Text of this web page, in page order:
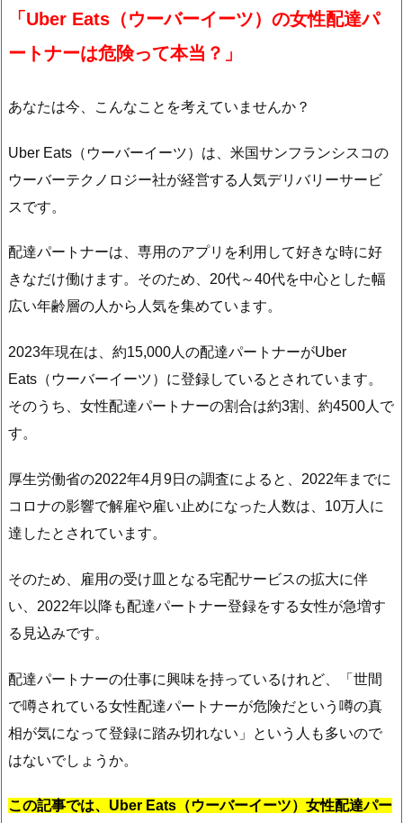
「Uber Eats（ウーバーイーツ）の女性配達パ
ートナーは危険って本当？」
あなたは今、こんなことを考えていませんか？
Uber Eats（ウーバーイーツ）は、米国サンフランシスコの
ウーバーテクノロジー社が経営する人気デリバリーサービ
スです。
配達パートナーは、専用のアプリを利用して好きな時に好
きなだけ働けます。そのため、20代～40代を中心とした幅
広い年齢層の人から人気を集めています。
2023年現在は、約15,000人の配達パートナーがUber
Eats（ウーバーイーツ）に登録しているとされています。
そのうち、女性配達パートナーの割合は約3割、約4500人で
す。
厚生労働省の2022年4月9日の調査によると、2022年までに
コロナの影響で解雇や雇い止めになった人数は、10万人に
達したとされています。
そのため、雇用の受け皿となる宅配サービスの拡大に伴
い、2022年以降も配達パートナー登録をする女性が急増す
る見込みです。
配達パートナーの仕事に興味を持っているけれど、「世間
で噂されている女性配達パートナーが危険だという噂の真
相が気になって登録に踏み切れない」という人も多いので
はないでしょうか。
この記事では、Uber Eats（ウーバーイーツ）女性配達パー